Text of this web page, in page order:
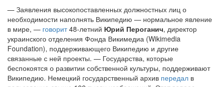
— Заявления высокопоставленных должностных лиц о
необходимости наполнять Википедию — нормальное явление
в мире, — говорит48-летний Юрий Пероганич, директор
украинского отделения Фонда Викимедиа (Wikimedia
Foundation), поддерживающего Википедию и другие
связанные с ней проекты. — Государства, которые
беспокоятся о развитии собственной культуры, поддерживают
Википедию. Немецкий государственный архив передал в